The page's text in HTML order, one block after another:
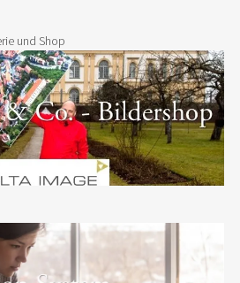
und Shop